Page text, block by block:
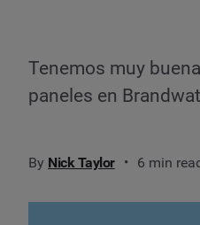
Tenemos muy
paneles en
By Nick Taylor 6 min